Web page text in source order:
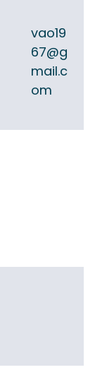
vao19
67@g
mail.c
om